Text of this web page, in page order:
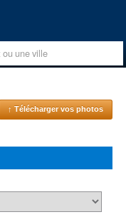
↑ Télécharger vos photos